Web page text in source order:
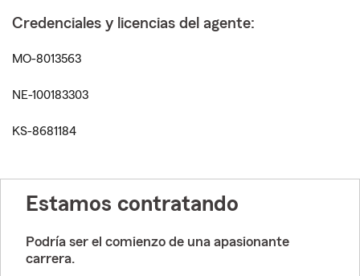
Credenciales y licencias del agente:
MO-8013563
NE-100183303
KS-8681184
Estamos contratando
Podría ser el comienzo de una apasionante
carrera.